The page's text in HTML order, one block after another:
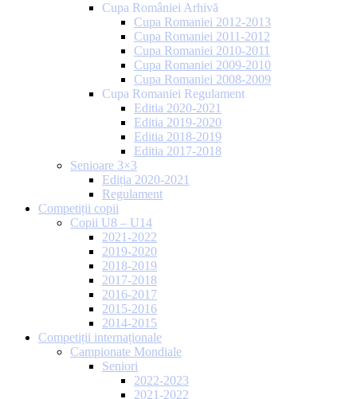
Cupa României Arhivă
Cupa Romaniei 2012-2013
Cupa Romaniei 2011-2012
Cupa Romaniei 2010-2011
Cupa Romaniei 2009-2010
Cupa Romaniei 2008-2009
Cupa Romaniei Regulament
Editia 2020-2021
Editia 2019-2020
Editia 2018-2019
Editia 2017-2018
Senioare 3×3
Ediția 2020-2021
Regulament
Competiții copii
Copii U8 – U14
2021-2022
2019-2020
2018-2019
2017-2018
2016-2017
2015-2016
2014-2015
Competiții internaționale
Campionate Mondiale
Seniori
2022-2023
2021-2022